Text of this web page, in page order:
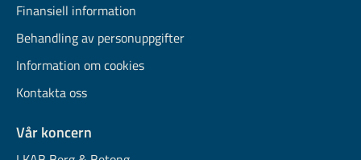
Finansiell information
Behandling av personuppgifter
Information om cookies
Kontakta oss
Vår koncern